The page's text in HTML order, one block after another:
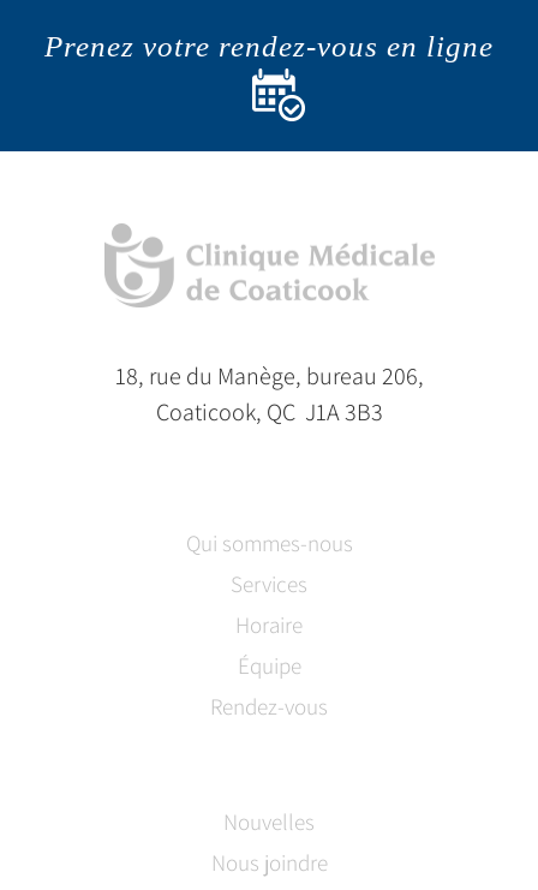
Prenez votre rendez-vous en ligne
18, rue du Manège, bureau 206,
Coaticook, QC J1A 3B3
Qui sommes-nous
Services
Horaire
Équipe
Rendez-vous
Nouvelles
Nous joindre